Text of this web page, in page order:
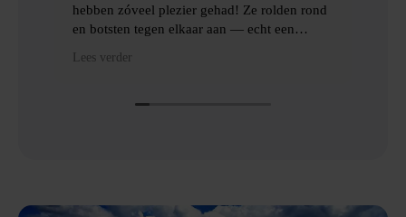
hebben zóveel plezier gehad! Ze rolden rond
en botsten tegen elkaar aan — echt een
Lees verder